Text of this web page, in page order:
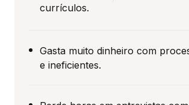
currículos.
Gasta muito dinheiro com
e ineficientes.